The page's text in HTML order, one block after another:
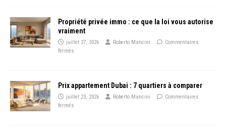
Propriété privée immo : ce que la loi vous autorise
vraiment
juillet 27, 2026 Roberto Mancini
Commentaires
fermés
Prix appartement Dubai : 7 quartiers à comparer
juillet 23, 2026 Roberto Mancini
Commentaires
fermés